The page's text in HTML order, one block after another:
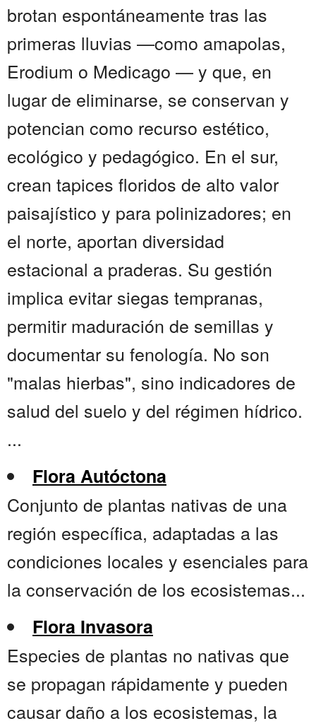
brotan espontáneamente tras las
primeras lluvias —como amapolas,
Erodium o Medicago — y que, en
lugar de eliminarse, se conservan y
potencian como recurso estético,
ecológico y pedagógico. En el sur,
crean tapices floridos de alto valor
paisajístico y para polinizadores; en
el norte, aportan diversidad
estacional a praderas. Su gestión
implica evitar siegas tempranas,
permitir maduración de semillas y
documentar su fenología. No son
"malas hierbas", sino indicadores de
salud del suelo y del régimen hídrico.
...
Flora Autóctona
Conjunto de plantas nativas de una
región específica, adaptadas a las
condiciones locales y esenciales para
la conservación de los ecosistemas...
Flora Invasora
Especies de plantas no nativas que
se propagan rápidamente y pueden
causar daño a los ecosistemas, la